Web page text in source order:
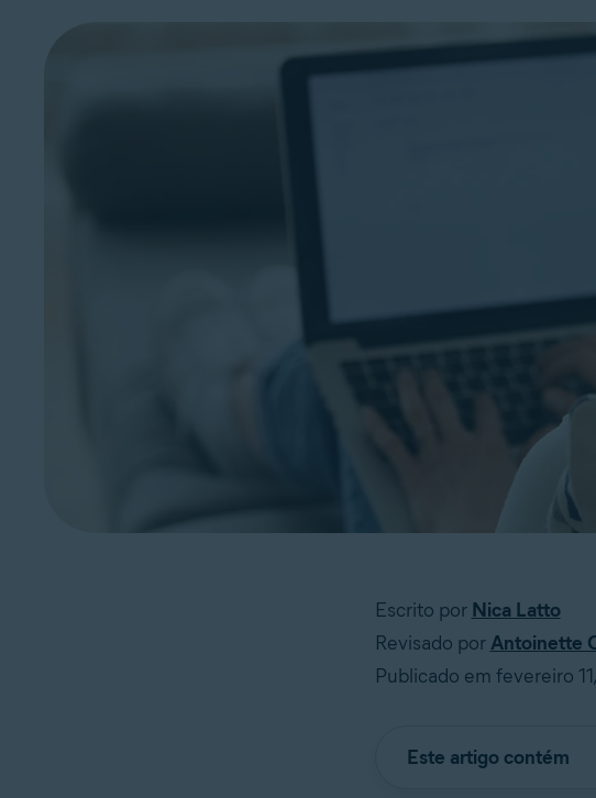
Escrito por Nica Latto
Revisado porAntoinette
Publicado em fevereiro
Este artigo contém